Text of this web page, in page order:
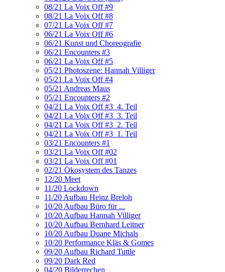
08/21 La Voix Off #9
08/21 La Voix Off #8
07/21 La Voix Off #7
06/21 La Voix Off #6
06/21 Kunst und Choreografie
06/21 Encounters #3
06/21 La Voix Off #5
05/21 Photoszene: Hannah Villiger
05/21 La Voix Off #4
05/21 Andreas Maus
05/21 Encounters #2
04/21 La Voix Off #3_4. Teil
04/21 La Voix Off #3_3. Teil
04/21 La Voix Off #3_2. Teil
04/21 La Voix Off #3_1. Teil
03/21 Encounters #1
03/21 La Voix Off #02
03/21 La Voix Off #01
02/21 Ökosystem des Tanzes
12/20 Meet
11/20 Lockdown
11/20 Aufbau Heinz Breloh
10/20 Aufbau Büro für ...
10/20 Aufbau Hannah Villiger
10/20 Aufbau Bernhard Leitner
10/20 Aufbau Duane Michals
10/20 Performance Kläs & Gomes
09/20 Aufbau Richard Tuttle
09/20 Dark Red
04/20 Bilderrechen